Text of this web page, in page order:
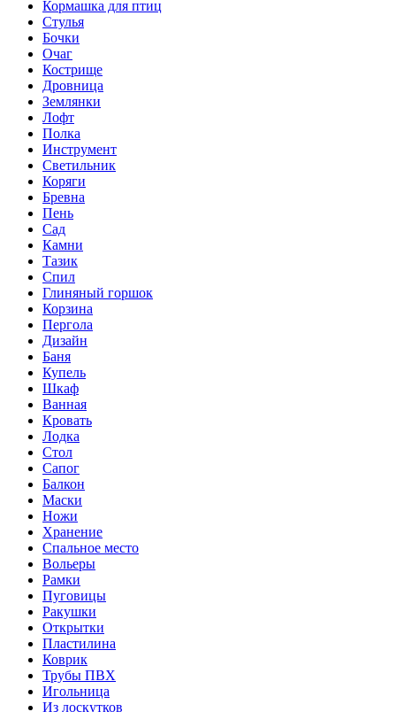
Кормашка для птиц
Стулья
Бочки
Очаг
Кострище
Дровница
Землянки
Лофт
Полка
Инструмент
Светильник
Коряги
Бревна
Пень
Сад
Камни
Тазик
Спил
Глиняный горшок
Корзина
Пергола
Дизайн
Баня
Купель
Шкаф
Ванная
Кровать
Лодка
Стол
Сапог
Балкон
Маски
Ножи
Хранение
Спальное место
Вольеры
Рамки
Пуговицы
Ракушки
Открытки
Пластилина
Коврик
Трубы ПВХ
Игольница
Из лоскутков